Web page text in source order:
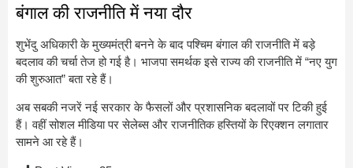
बंगाल की राजनीति में नया दौर
शुभेंदु अधिकारी के मुख्यमंत्री बनने के बाद पश्चिम बंगाल की राजनीति में बड़े
बदलाव की चर्चा तेज हो गई है। भाजपा समर्थक इसे राज्य की राजनीति में “नए युग
की शुरुआत” बता रहे हैं।
अब सबकी नजरें नई सरकार के फैसलों और प्रशासनिक बदलावों पर टिकी हुई
हैं। वहीं सोशल मीडिया पर सेलेब्स और राजनीतिक हस्तियों के रिएक्शन लगातार
सामने आ रहे हैं।